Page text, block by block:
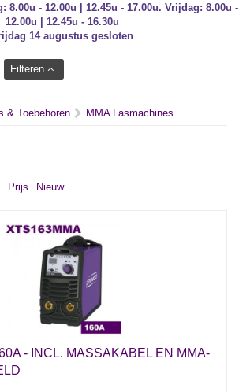
8.00u - 12.00u | 12.45u - 17.00u. Vrijdag: 8.00u -
12.00u | 12.45u - 16.30u
14 augustus gesloten
Filteren
& Toebehoren MMA Lasmachines
Prijs Nieuw
- INCL. MASSAKABEL EN MMA-